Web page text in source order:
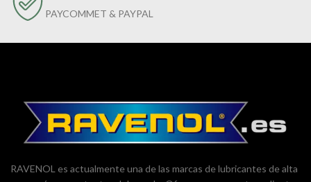
PAYCOMMET & PAYPAL
RAVENOL es actualmente una de las marcas de lubricantes de alta